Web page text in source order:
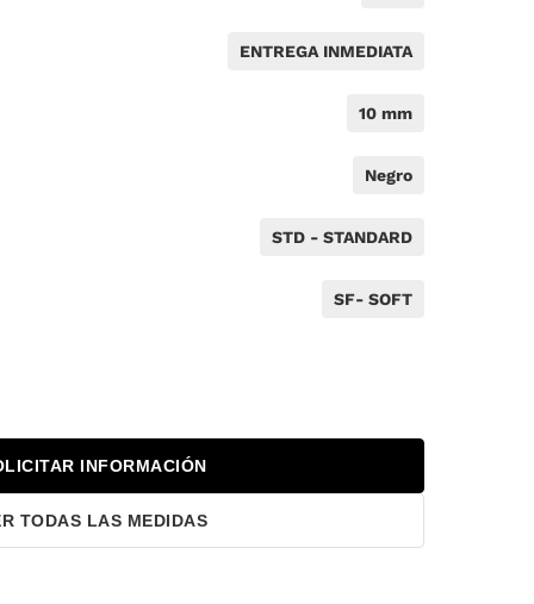
ENTREGA INMEDIATA
10 mm
Negro
STD - STANDARD
SF- SOFT
INFORMACIÓN
TODAS LAS MEDIDAS